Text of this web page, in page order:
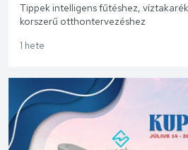
Tippek intelligens fűtéshez,
korszerű otthontervezéshez
1 hete